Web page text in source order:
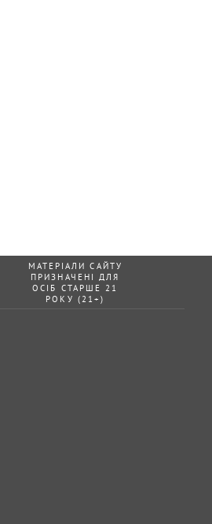
МАТЕРІАЛИ САЙТУ
ПРИЗНАЧЕНІ ДЛЯ
ОСІБ СТАРШЕ 21
РОКУ (21+)